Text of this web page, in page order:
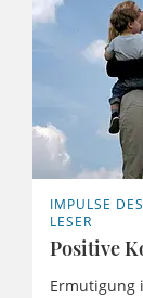
IMPULSE
LESER
Positive
Ermutigung